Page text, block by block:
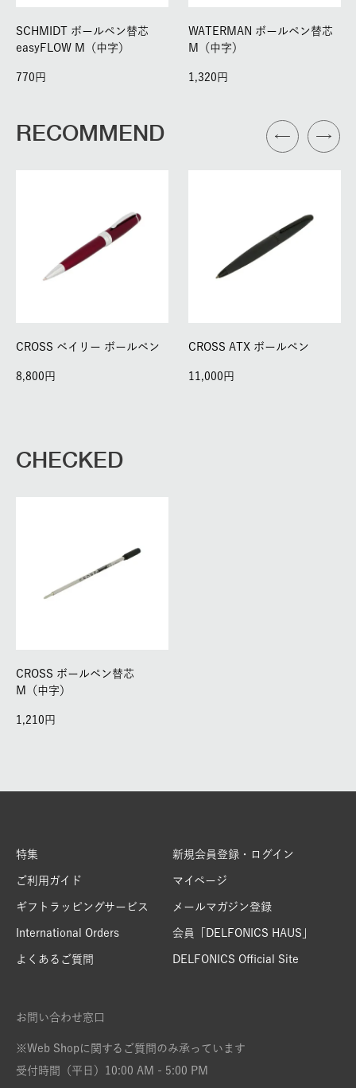
SCHMIDT ボールペン替芯
easyFLOW M（中字）
770
WATERMAN ボールペン替芯
M（中字）
1,320
RECOMMEND
CROSS ベイリー ボールペン
8,800
CROSS ATX ボールペン
11,000
CHECKED
CROSS ボールペン替芯
M（中字）
1,210
特集
ご利用ガイド
ギフトラッピングサービス
International Orders
よくあるご質問
新規会員登録・ログイン
マイページ
メールマガジン登録
会員「DELFONICS HAUS」
DELFONICS Official Site
お問い合わせ窓口
※Web Shopに関するご質問のみ承っています
受付時間（平日）10:00 AM - 5:00 PM